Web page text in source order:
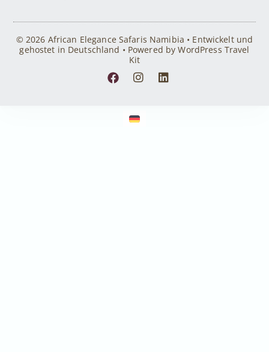
© 2026 African Elegance Safaris Namibia • Entwickelt und
gehostet in Deutschland • Powered by WordPress Travel
Kit